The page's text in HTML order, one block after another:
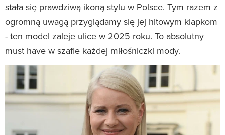
stała się prawdziwą ikoną stylu w Polsce. Tym razem z
ogromną uwagą przyglądamy się jej hitowym klapkom
- ten model zaleje ulice w 2025 roku. To absolutny
must have w szafie każdej miłośniczki mody.